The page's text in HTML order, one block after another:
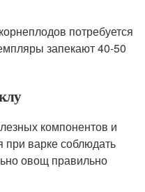
потребуется
запекают 40-50
компонентов и
при варке соблюдать
овощ правильно